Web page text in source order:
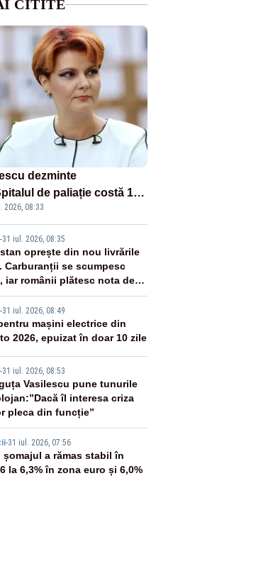
CITITE
dezminte
de paliație costă 199
euro, nu 500 de
2026, 08:33
-31 iul. 2026, 08:35
oprește din nou livrările
Carburanții se scumpesc
iar românii plătesc nota de
-31 iul. 2026, 08:49
mașini electrice din
2026, epuizat în doar 10 zile
-31 iul. 2026, 08:53
Vasilescu pune tunurile
îl interesa criza
pleca din funcție”
-31 iul. 2026, 07:56
șomajul a rămas stabil în
la 6,3% în zona euro și 6,0%